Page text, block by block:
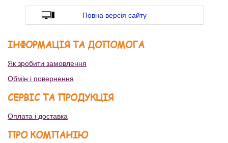
Повна версія сайту
ІНФОРМАЦІЯ ТА ДОПОМОГА
Як зробити замовлення
Обмін і повернення
СЕРВІС ТА ПРОДУКЦІЯ
Оплата і доставка
ПРО КОМПАНІЮ